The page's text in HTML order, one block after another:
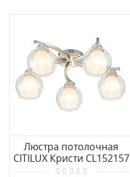
Люстра потолочная
CITILUX Кристи CL152157